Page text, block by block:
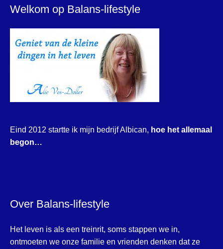
Welkom op Balans-lifestyle
Eind 2012 startte ik mijn bedrijf Albican, hoe het allemaal
begon…
Over Balans-lifestyle
Het leven is als een treinrit, soms stappen we in,
ontmoeten we onze familie en vrienden denken dat ze